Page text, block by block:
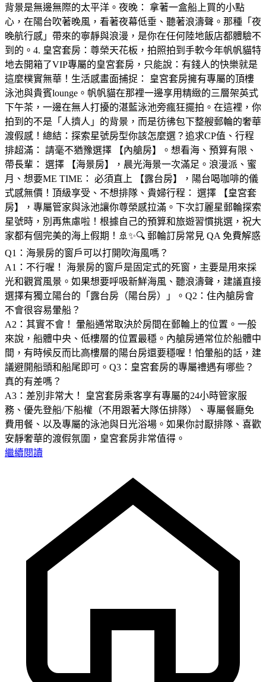
背景是無邊無際的太平洋。夜晚： 拿著一盒船上買的小點
心，在陽台吹著晚風，看著夜幕低垂、聽著浪濤聲。那種「夜
晚航行感」帶來的寧靜與浪漫，是你在任何陸地飯店都體驗不
到的。4. 皇宮套房：尊榮天花板，拍照拍到手軟今年帆帆貓特
地去開箱了VIP專屬的皇宮套房，只能說：有錢人的快樂就是
這麼樸實無華！生活感畫面捕捉： 皇宮套房擁有專屬的頂樓
泳池與貴賓lounge。帆帆貓在那裡一邊享用精緻的三層架英式
下午茶，一邊在無人打擾的湛藍泳池旁瘋狂擺拍。在這裡，你
拍到的不是「人擠人」的背景，而是彷彿包下整艘郵輪的奢華
渡假感！總結：探索星號房型你該怎麼選？追求CP值、行程
排超滿： 請毫不猶豫選擇 【內艙房】。想看海、預算有限、
帶長輩： 選擇 【海景房】，晨光海景一次滿足。浪漫派、蜜
月、想要ME TIME： 必須直上 【露台房】，陽台喝咖啡的儀
式感無價！頂級享受、不想排隊、貴婦行程： 選擇 【皇宮套
房】，專屬管家與泳池讓你尊榮感拉滿。下次訂麗星郵輪探索
星號時，別再焦慮啦！根據自己的預算和旅遊習慣挑選，祝大
家都有個完美的海上假期！🚢✨🔍 郵輪訂房常見 QA 免費解惑
Q1：海景房的窗戶可以打開吹海風嗎？
A1：不行喔！ 海景房的窗戶是固定式的死窗，主要是用來採
光和觀賞風景。如果想要呼吸新鮮海風、聽浪濤聲，建議直接
選擇有獨立陽台的「露台房（陽台房）」。Q2：住內艙房會
不會很容易暈船？
A2：其實不會！ 暈船通常取決於房間在郵輪上的位置。一般
來說，船體中央、低樓層的位置最穩。內艙房通常位於船體中
間，有時候反而比高樓層的陽台房還要穩喔！怕暈船的話，建
議避開船頭和船尾即可。Q3：皇宮套房的專屬禮遇有哪些？
真的有差嗎？
A3：差別非常大！ 皇宮套房乘客享有專屬的24小時管家服
務、優先登船/下船權（不用跟著大隊伍排隊）、專屬餐廳免
費用餐、以及專屬的泳池與日光浴場。如果你討厭排隊、喜歡
安靜奢華的渡假氛圍，皇宮套房非常值得。
繼續閱讀